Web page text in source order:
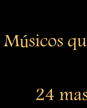
Músicos
24